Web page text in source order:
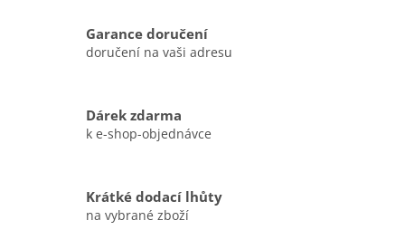
Garance doručení
doručení na vaši adresu
Dárek zdarma
k e-shop-objednávce
Krátké dodací lhůty
na vybrané zboží